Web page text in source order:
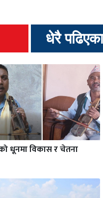
धेरै
धूनमा विकास र चेतना